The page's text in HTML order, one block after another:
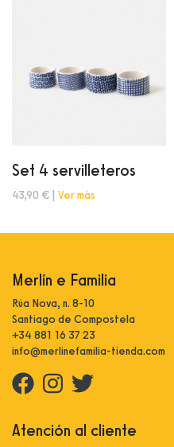
Set 4 servilleteros
43,90 € | Ver más
Merlín e Familia
Rúa Nova, n. 8-10
Santiago de Compostela
+34 881 16 37 23
info@merlinefamilia-tienda.com
Atención al cliente